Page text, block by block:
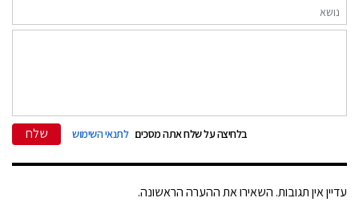
בלחיצה על שלח אתה מסכים לתנאי השימוש שלח
עדיין אין תגובות. השאירו את ההערה הראשונה.